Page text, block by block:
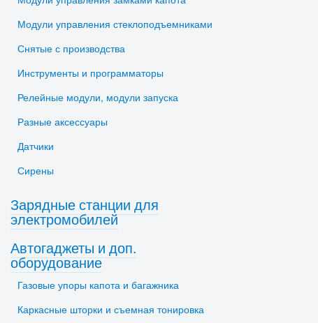
Модули управления стеклоподъемниками
Снятые с производства
Инструменты и программаторы
Релейные модули, модули запуска
Разные аксессуары
Датчики
Сирены
Зарядные станции для
электромобилей
Автогаджеты и доп.
оборудование
Газовые упоры капота и багажника
Каркасные шторки и съемная тонировка